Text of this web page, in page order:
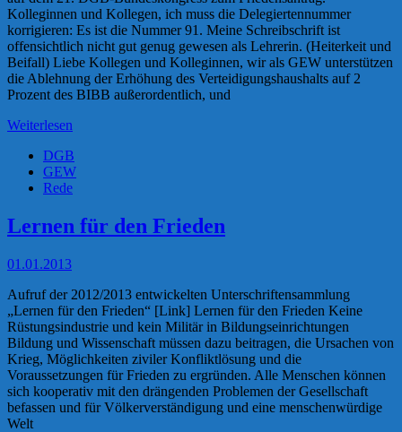
Kolleginnen und Kollegen, ich muss die Delegiertennummer
korrigieren: Es ist die Nummer 91. Meine Schreibschrift ist
offensichtlich nicht gut genug gewesen als Lehrerin. (Heiterkeit und
Beifall) Liebe Kollegen und Kolleginnen, wir als GEW unterstützen
die Ablehnung der Erhöhung des Verteidigungshaushalts auf 2
Prozent des BIBB außerordentlich, und
Weiterlesen
DGB
GEW
Rede
Lernen für den Frieden
01.01.2013
Aufruf der 2012/2013 entwickelten Unterschriftensammlung
„Lernen für den Frieden“ [Link] Lernen für den Frieden Keine
Rüstungsindustrie und kein Militär in Bildungseinrichtungen
Bildung und Wissenschaft müssen dazu beitragen, die Ursachen von
Krieg, Möglichkeiten ziviler Konfliktlösung und die
Voraussetzungen für Frieden zu ergründen. Alle Menschen können
sich kooperativ mit den drängenden Problemen der Gesellschaft
befassen und für Völkerverständigung und eine menschenwürdige
Welt